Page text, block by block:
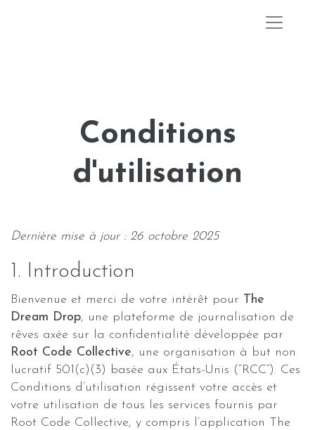
Conditions
d'utilisation
Dernière mise à jour : 26 octobre 2025
1. Introduction
Bienvenue et merci de votre intérêt pour The
Dream Drop, une plateforme de journalisation de
rêves axée sur la confidentialité développée par
Root Code Collective, une organisation à but non
lucratif 501(c)(3) basée aux États-Unis (“RCC”). Ces
Conditions d’utilisation régissent votre accès et
votre utilisation de tous les services fournis par
Root Code Collective, y compris l’application The